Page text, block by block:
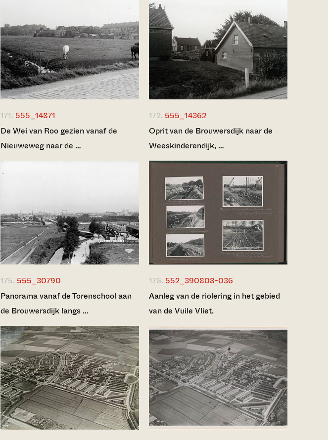
171. 555_14871
De Wei van Roo gezien vanaf de
Nieuweweg naar de …
172. 555_14362
Oprit van de Brouwersdijk naar de
Weeskinderendijk, …
175. 555_30790
Panorama vanaf de Torenschool aan
de Brouwersdijk langs …
176. 552_390808-036
Aanleg van de riolering in het gebied
van de Vuile Vliet.